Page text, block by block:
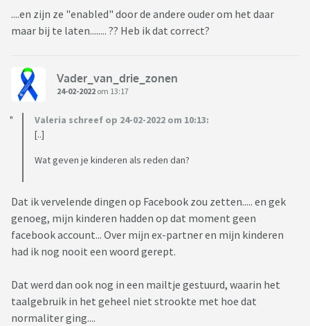
....en zijn ze "enabled" door de andere ouder om het daar
maar bij te laten........ ?? Heb ik dat correct?
Vader_van_drie_zonen
24-02-2022 om 13:17
Valeria schreef op 24-02-2022 om 10:13:
[..]
Wat geven je kinderen als reden dan?
Dat ik vervelende dingen op Facebook zou zetten..... en gek
genoeg, mijn kinderen hadden op dat moment geen
facebook account... Over mijn ex-partner en mijn kinderen
had ik nog nooit een woord gerept.
Dat werd dan ook nog in een mailtje gestuurd, waarin het
taalgebruik in het geheel niet strookte met hoe dat
normaliter ging....